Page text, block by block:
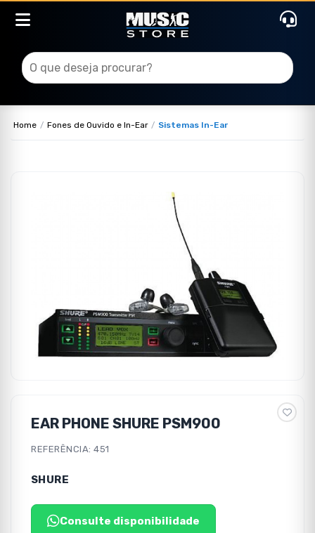
Home Fones de Ouvido e In-Ear Sistemas In-Ear
EAR PHONE SHURE PSM900
REFERÊNCIA: 451
SHURE
Consulte disponibilidade